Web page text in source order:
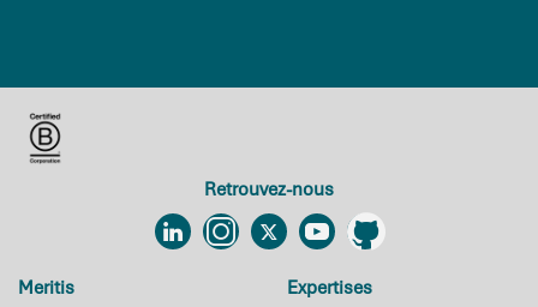
Retrouvez-nous
LinkedinInstagram
TwitterYouTubeGithub
Meritis
Expertises